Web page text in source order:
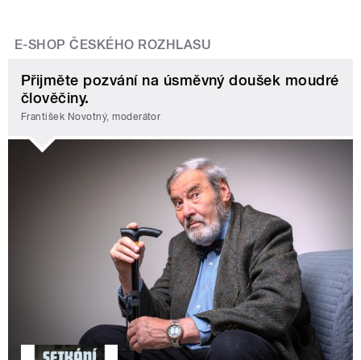
E-SHOP ČESKÉHO ROZHLASU
Přijměte pozvání na úsměvný doušek moudré
člověčiny.
František Novotný, moderátor